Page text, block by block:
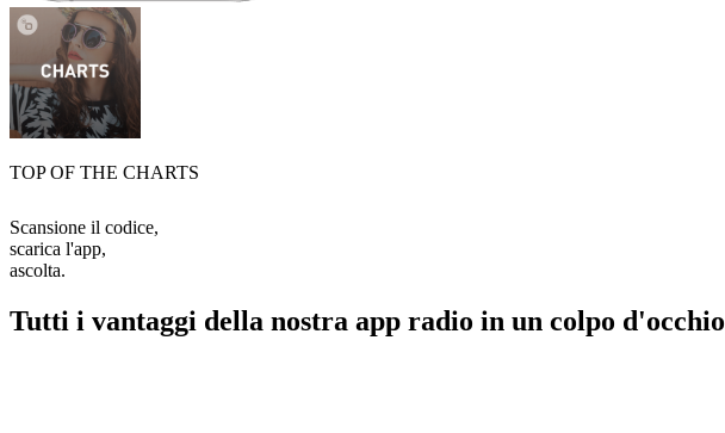
TOP OF THE CHARTS
Scansione il codice,
scarica l'app,
ascolta.
Tutti i vantaggi della nostra app radio in un colpo d'occhio